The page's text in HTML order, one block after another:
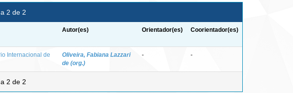
2 de 2
Autor(es) Orientador(es) Coorientador(es)
Internacional de
Oliveira, Fabiana Lazzari
de (org.)
- -
2 de 2